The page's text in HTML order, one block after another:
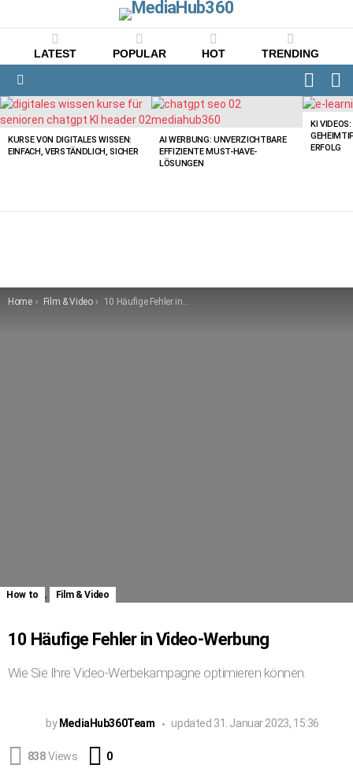
LATEST POPULAR HOT TRENDING
LATEST
STORIES
KURSE VON DIGITALES WISSEN:
EINFACH, VERSTÄNDLICH, SICHER
AI WERBUNG: UNVERZICHTBARE
EFFIZIENTE MUST-HAVE-
LÖSUNGEN
KI
ERFOLG
You are here:
Home Film & Video 10 Häufige Fehler in Video-Werbung
How to , Film & Video
10 Häufige Fehler in Video-Werbung
Wie Sie Ihre Video-Werbekampagne optimieren können.
by MediaHub360Team updated 31. Januar 2023, 15:36
838 Views 0